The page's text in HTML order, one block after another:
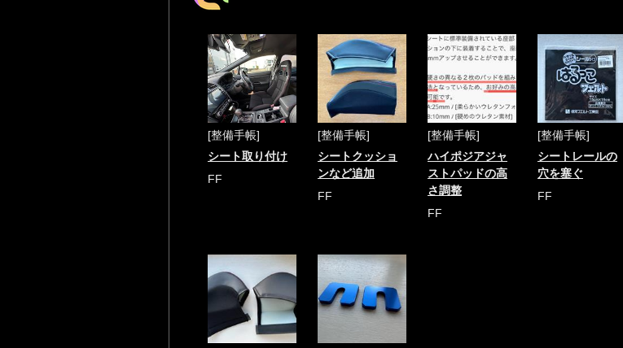
[整備手帳]
シート取り付け
FF
[整備手帳]
シートクッショ
ンなど追加
FF
[整備手帳]
ハイポジアジャ
ストパッドの高
さ調整
FF
[整備手帳]
シートレールの
穴を塞ぐ
FF